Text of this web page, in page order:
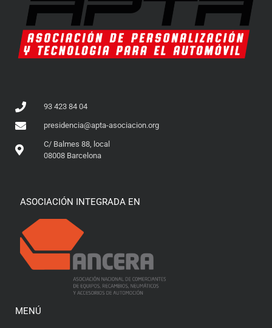
93 423 84 04
presidencia@apta-asociacion.org
C/ Balmes 88, local
08008 Barcelona
ASOCIACIÓN INTEGRADA EN
MENÚ